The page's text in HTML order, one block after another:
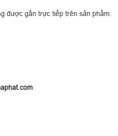
được gắn trực tiếp trên sản phẩm.